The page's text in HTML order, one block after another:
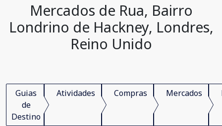
Mercados de Rua, Bairro
Londrino de Hackney, Londres,
Reino Unido
Guias
de
Destino
Atividades Compras Mercados